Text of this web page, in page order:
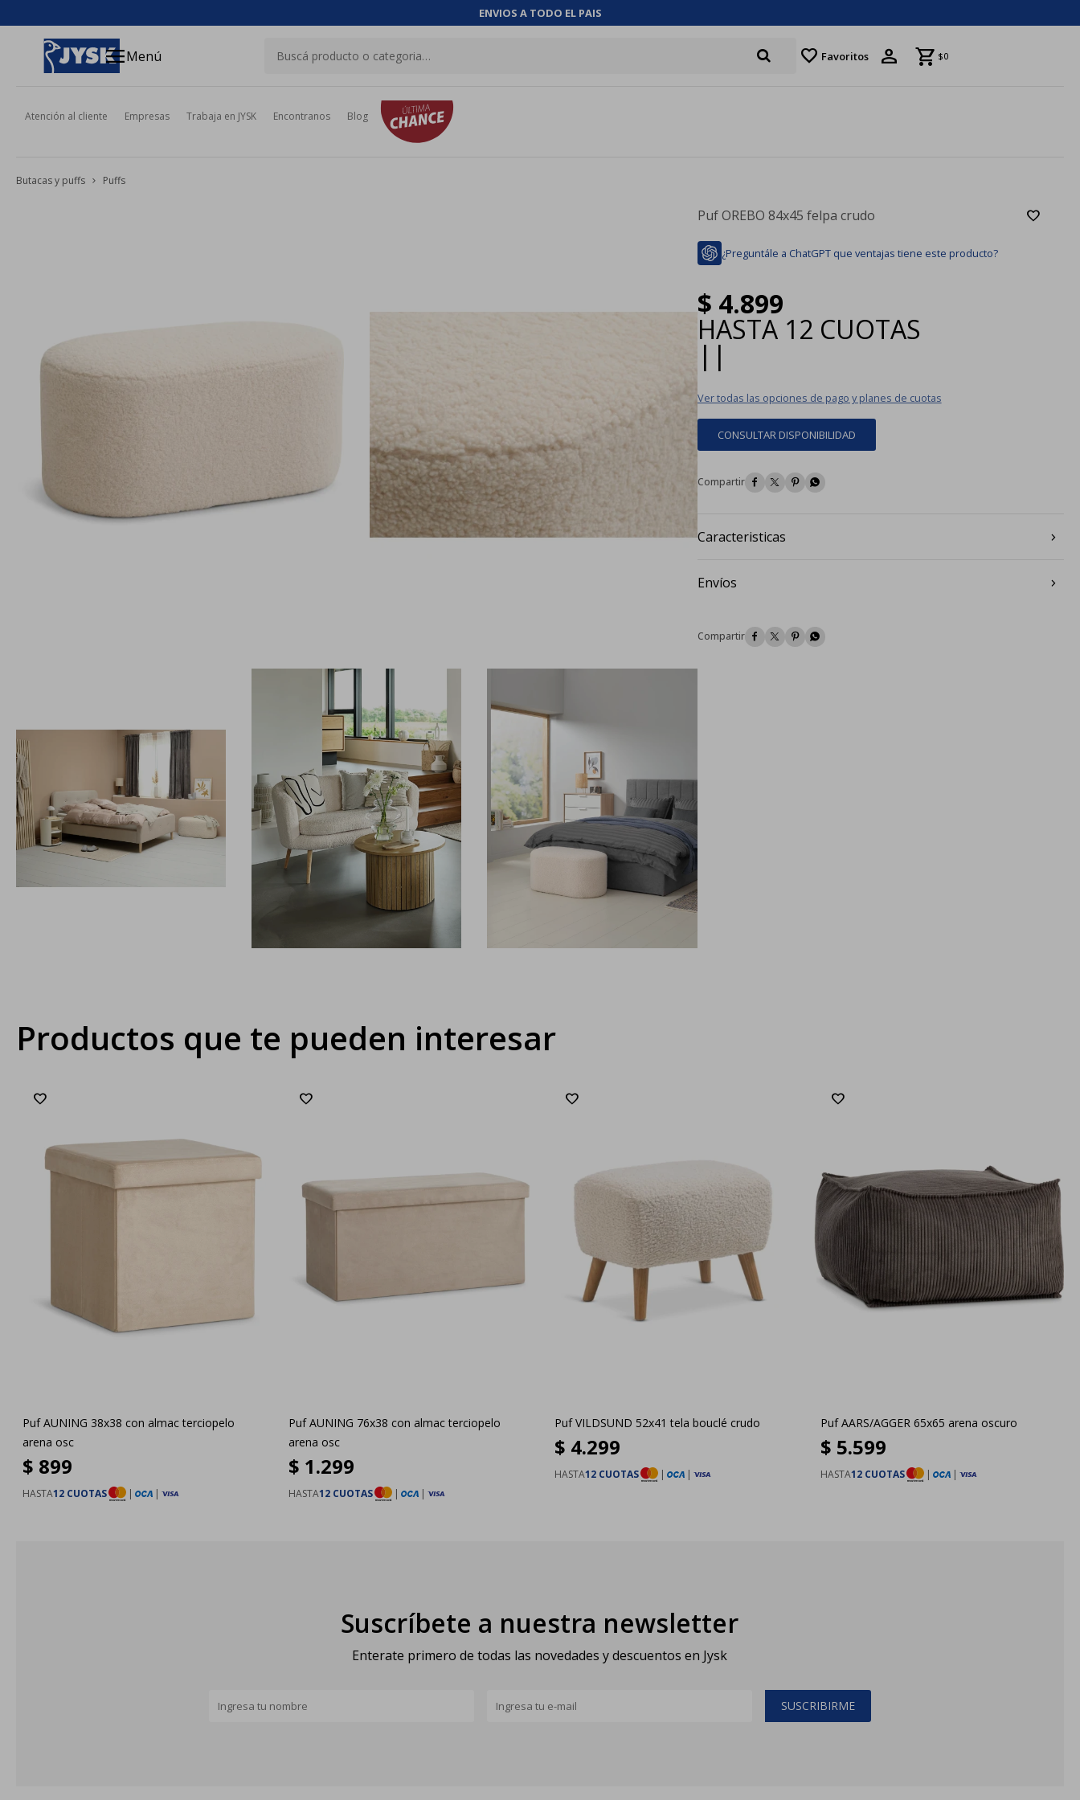
ENVIOS A TODO EL PAIS
menuMenú favorite Favoritos $0
Atención al cliente Empresas Trabaja en JYSK Encontranos Blog
Butacas y puffs Puffs
Puf OREBO 84x45 felpa crudo
¿Preguntále a ChatGPT que ventajas tiene este producto?
$ 4.899
HASTA 12 CUOTAS
| |
Ver todas las opciones de pago y planes de cuotas
CONSULTAR DISPONIBILIDAD
   
Caracteristicas
Envíos
   
Productos que te pueden interesar
Puf AUNING 38x38 con almac terciopelo
arena osc
$ 899
HASTA12 CUOTAS | |
Puf AUNING 76x38 con almac terciopelo
arena osc
$ 1.299
HASTA12 CUOTAS | |
Puf VILDSUND 52x41 tela bouclé crudo
$ 4.299
HASTA12 CUOTAS | |
Puf AARS/AGGER 65x65 arena oscuro
$ 5.599
HASTA12 CUOTAS | |
Suscríbete a nuestra newsletter
Enterate primero de todas las novedades y descuentos en Jysk
SUSCRIBIRME
close